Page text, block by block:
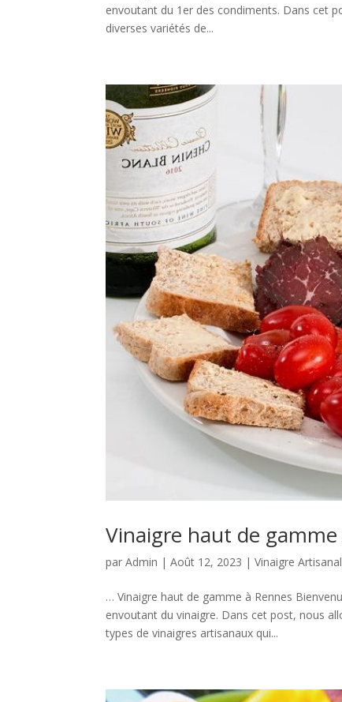
envoutant du 1er des condiments. Dans cet
diverses variétés de...
Vinaigre haut de gamme
parAdmin |Août 12, 2023 |Vinaigre Artisanal
… Vinaigre haut de gamme à Rennes
envoutant du vinaigre. Dans cet post, nous
types de vinaigres artisanaux qui...